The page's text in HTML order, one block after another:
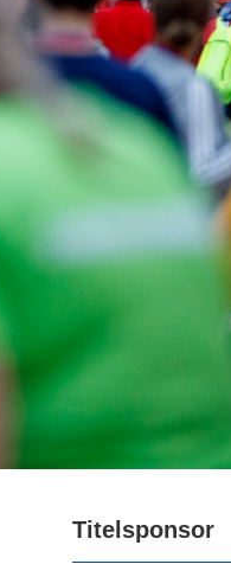
Titelsponsor